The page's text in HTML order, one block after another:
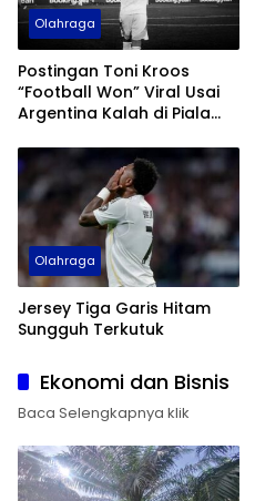
Olahraga
Postingan Toni Kroos
“Football Won” Viral Usai
Argentina Kalah di Piala
Olahraga
Jersey Tiga Garis Hitam
Sungguh Terkutuk
Ekonomi dan Bisnis
Baca Selengkapnya klik